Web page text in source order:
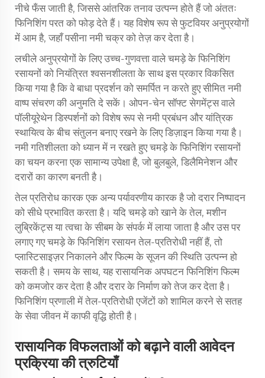
नीचे फँस जाती है, जिससे आंतरिक तनाव उत्पन्न होते हैं जो अंततः
फिनिशिंग परत को फोड़ देते हैं। यह विशेष रूप से फुटवियर अनुप्रयोगों
में आम है, जहाँ पसीना नमी चक्र को तेज़ कर देता है।
लचीले अनुप्रयोगों के लिए उच्च-गुणवत्ता वाले चमड़े के फिनिशिंग
रसायनों को नियंत्रित श्वसनशीलता के साथ इस प्रकार विकसित
किया गया है कि वे बाधा प्रदर्शन को समर्पित न करते हुए सीमित नमी
वाष्प संचरण की अनुमति दे सकें। ओपन-चेन सॉफ्ट सेगमेंट्स वाले
पॉलीयूरेथेन डिस्पर्शनों को विशेष रूप से नमी प्रबंधन और यांत्रिक
स्थायित्व के बीच संतुलन बनाए रखने के लिए डिज़ाइन किया गया है।
नमी गतिशीलता को ध्यान में न रखते हुए चमड़े के फिनिशिंग रसायनों
का चयन करना एक सामान्य उपेक्षा है, जो बुलबुले, डिलैमिनेशन और
दरारों का कारण बनती है।
तेल प्रतिरोध कारक एक अन्य पर्यावरणीय कारक है जो दरार निष्पादन
को सीधे प्रभावित करता है। यदि चमड़े को खाने के तेल, मशीन
लुब्रिकेंट्स या त्वचा के सीबम के संपर्क में लाया जाता है और उस पर
लगाए गए चमड़े के फिनिशिंग रसायन तेल-प्रतिरोधी नहीं हैं, तो
प्लास्टिसाइज़र निकालने और फिल्म के सूजन की स्थिति उत्पन्न हो
सकती है। समय के साथ, यह रासायनिक अपघटन फिनिशिंग फिल्म
को कमजोर कर देता है और दरार के निर्माण को तेज कर देता है।
फिनिशिंग प्रणाली में तेल-प्रतिरोधी एजेंटों को शामिल करने से सतह
के सेवा जीवन में काफी वृद्धि होती है।
रासायनिक विफलताओं को बढ़ाने वाली आवेदन
प्रक्रिया की त्रुटियाँ